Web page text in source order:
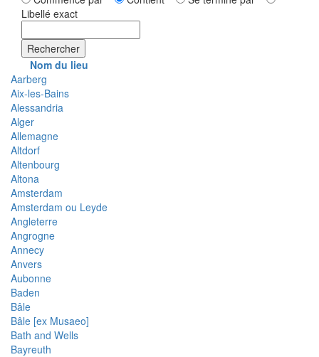
Libellé exact
Rechercher
Nom du lieu
Aarberg
Aix-les-Bains
Alessandria
Alger
Allemagne
Altdorf
Altenbourg
Altona
Amsterdam
Amsterdam ou Leyde
Angleterre
Angrogne
Annecy
Anvers
Aubonne
Baden
Bâle
Bâle [ex Musaeo]
Bath and Wells
Bayreuth